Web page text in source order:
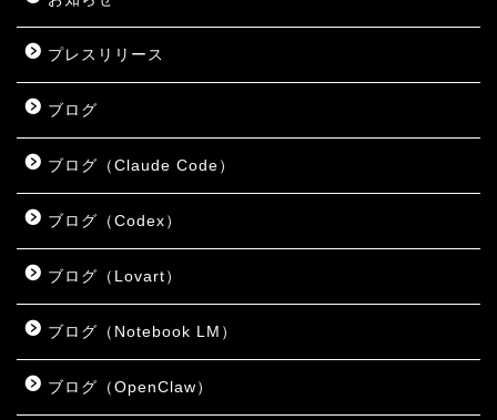
プレスリリース
ブログ
ブログ（Claude Code）
ブログ（Codex）
ブログ（Lovart）
ブログ（Notebook LM）
ブログ（OpenClaw）